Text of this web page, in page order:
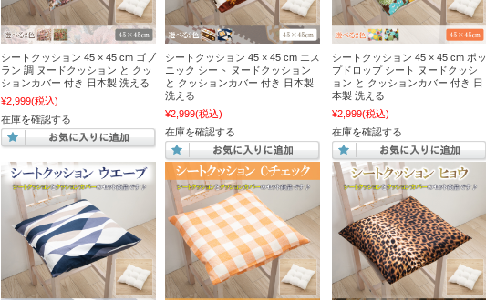
シートクッション 45 × 45 cm ゴブ
ラン 調 ヌードクッション と クッ
ションカバー 付き 日本製 洗える
¥2,999(税込)
在庫を確認する
シートクッション 45 × 45 cm エス
ニック シート ヌードクッション
と クッションカバー 付き 日本製
洗える
¥2,999(税込)
在庫を確認する
シートクッション 45 × 45 cm ポッ
プドロップ シート ヌードクッシ
ョン と クッションカバー 付き 日
本製 洗える
¥2,999(税込)
在庫を確認する